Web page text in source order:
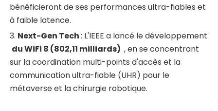
bénéficieront de ses performances ultra-fiables et
à faible latence.
3. Next-Gen Tech: L'IEEE a lancé le développement
du WiFi 8 (802,11 milliards) , en se concentrant
sur la coordination multi-points d'accès et la
communication ultra-fiable (UHR) pour le
métaverse et la chirurgie robotique.